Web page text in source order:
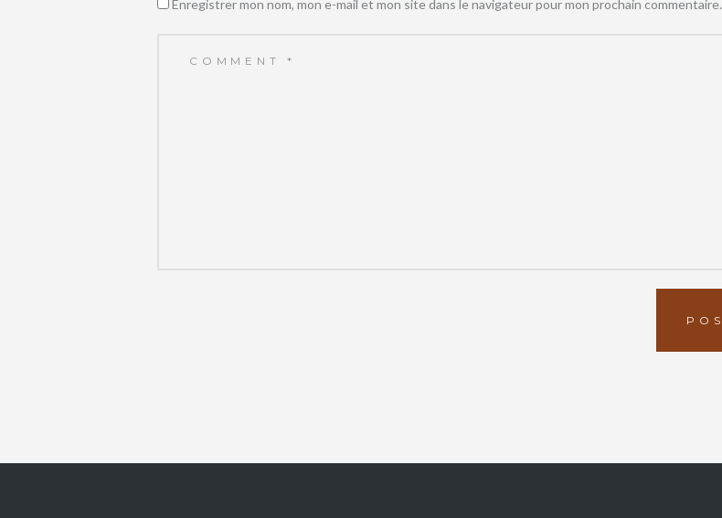
Enregistrer mon nom, mon e-mail et mon site dans le navigateur pour mon prochain commentaire.